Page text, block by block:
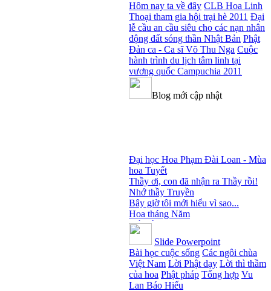
Hôm nay ta về đây CLB Hoa Linh
Thoại tham gia hội trại hè 2011 Đại
lễ cầu an cầu siêu cho các nạn nhân
động đất sóng thần Nhật Bản Phật
Đản ca - Ca sĩ Võ Thu Nga Cuộc
hành trình du lịch tâm linh tại
vương quốc Campuchia 2011
Blog mới cập nhật
Đại học Hoa Phạm Đài Loan - Mùa
hoa Tuyết
Thầy ơi, con đã nhận ra Thầy rồi!
Nhớ thầy Truyền
Bây giờ tôi mới hiểu vì sao...
Hoa tháng Năm
Cổ phần công đức
Tôi mắc nợ ông Sáu
Đi tìm vũ khúc mùa hè
Mơ màng Phật dạy....
Lời thú tội của chị gái nhỏ nhen
Slide Powerpoint
Bài học cuộc sống Các ngôi chùa
Việt Nam Lời Phật dạy Lời thì thầm
của hoa Phật pháp Tổng hợp Vu
Lan Báo Hiếu